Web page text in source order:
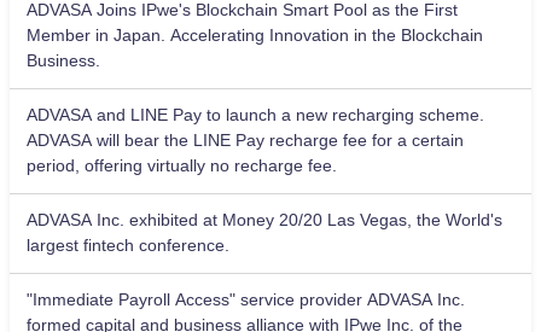
ADVASA Joins IPwe's Blockchain Smart Pool as the First
Member in Japan. Accelerating Innovation in the Blockchain
Business.
ADVASA and LINE Pay to launch a new recharging scheme.
ADVASA will bear the LINE Pay recharge fee for a certain
period, offering virtually no recharge fee.
ADVASA Inc. exhibited at Money 20/20 Las Vegas, the World's
largest fintech conference.
"Immediate Payroll Access" service provider ADVASA Inc.
formed capital and business alliance with IPwe Inc. of the